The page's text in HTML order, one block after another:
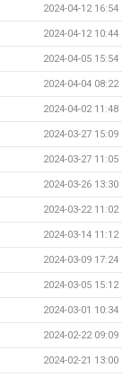
2024-04-12 16:54
2024-04-12 10:44
2024-04-05 15:54
2024-04-04 08:22
2024-04-02 11:48
2024-03-27 15:09
2024-03-27 11:05
2024-03-26 13:30
2024-03-22 11:02
2024-03-14 11:12
2024-03-09 17:24
2024-03-05 15:12
2024-03-01 10:34
2024-02-22 09:09
2024-02-21 13:00